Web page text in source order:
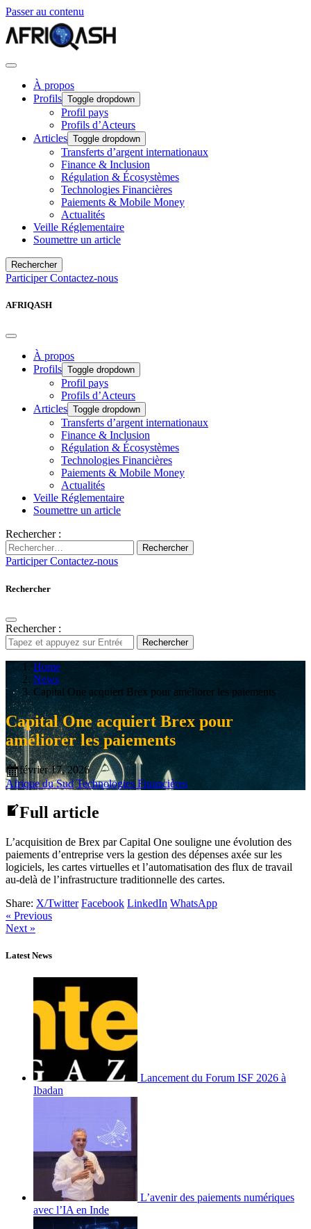
Passer au contenu
À propos
Profils Toggle dropdown
Profil pays
Profils d’Acteurs
Articles Toggle dropdown
Transferts d’argent internationaux
Finance & Inclusion
Régulation & Écosystèmes
Technologies Financières
Paiements & Mobile Money
Actualités
Veille Réglementaire
Soumettre un article
Rechercher
ParticiperContactez-nous
AFRIQASH
À propos
Profils Toggle dropdown
Profil pays
Profils d’Acteurs
Articles Toggle dropdown
Transferts d’argent internationaux
Finance & Inclusion
Régulation & Écosystèmes
Technologies Financières
Paiements & Mobile Money
Actualités
Veille Réglementaire
Soumettre un article
Rechercher :
Rechercher
ParticiperContactez-nous
Rechercher
Rechercher :
Rechercher
Home
News
Capital One acquiert Brex pour améliorer les paiements
Capital One acquiert Brex pour
améliorer les paiements
février 17, 2026
Afrique du Sud Technologies Financières
Full article
L’acquisition de Brex par Capital One souligne une évolution des
paiements d’entreprise vers la gestion des dépenses axée sur les
logiciels, les cartes virtuelles et l’automatisation des flux de travail
au-delà de l’infrastructure traditionnelle des cartes.
Share: X/Twitter Facebook LinkedIn WhatsApp
« Previous
Next »
Latest News
Lancement du Forum ISF 2026 à
Ibadan
L’avenir des paiements numériques
avec l’IA en Inde